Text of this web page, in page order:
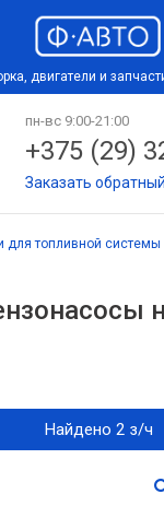
двигатели и
пн-вс 9:00-21:00
+375 (29)
Заказать
для топливной системы
Найдено 2 з/ч